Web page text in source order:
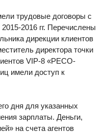
трудовые договоры с
2016 гг. Перечислены
дирекции клиентов
директора точки
VIP-8 «РЕСО-
имели доступ к
дня для указанных
зарплаты. Деньги,
на счета агентов